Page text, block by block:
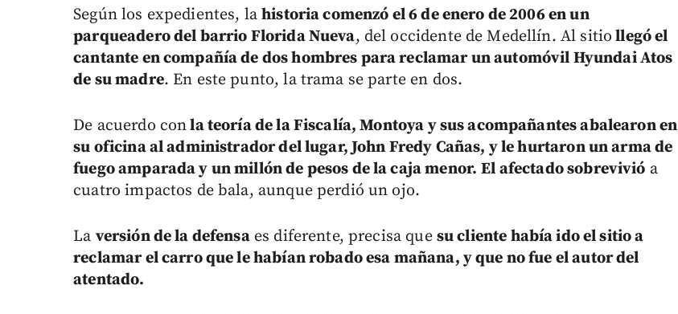
Según los expedientes, lahistoria comenzó el 6 de enero de 2006 en un
parqueadero del barrio Florida Nueva, del occidente de Medellín. Al sitio llegó el
cantante en compañía de dos hombres para reclamar un automóvil Hyundai Atos
de su madre. En este punto, la trama se parte en dos.
De acuerdo conla teoría de la Fiscalía, Montoya y sus acompañantes abalearon en
su oficina al administrador del lugar, John Fredy Cañas, y le hurtaron un arma de
fuego amparada y un millón de pesos de la caja menor. El afectado sobrevivió a
cuatro impactos de bala, aunque perdió un ojo.
La versión de la defensaes diferente, precisa que su cliente había ido el sitio a
reclamar el carro que le habían robado esa mañana, y que no fue el autor del
atentado.